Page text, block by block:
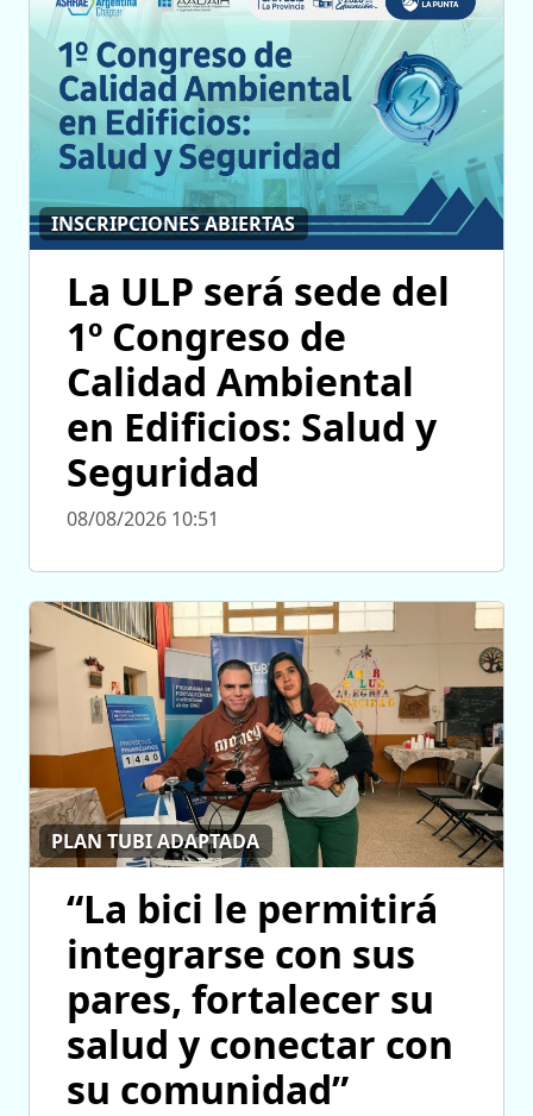
INSCRIPCIONES ABIERTAS
La ULP será sede del
1º Congreso de
Calidad Ambiental
en Edificios: Salud y
Seguridad
08/08/2026 10:51
PLAN TUBI ADAPTADA
“La bici le permitirá
integrarse con sus
pares, fortalecer su
salud y conectar con
su comunidad”